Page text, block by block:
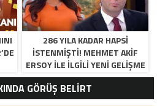
286 YILA KADAR HAPSI
ISTENMIŞTI! MEHMET AKIF
ERSOY ILE ILGILI YENI GELIŞME
GÖRÜŞ BELİRT